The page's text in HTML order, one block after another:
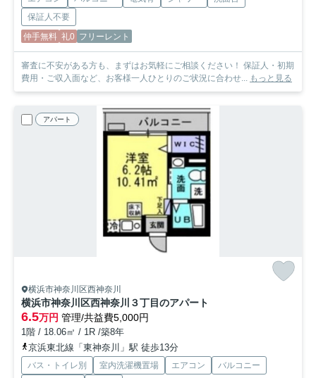
保証人不要
仲手無料 礼0 フリーレント
審査に不安がある方も、まずはお気軽にご相談ください！ 保証人・初期
費用・ご収入面など、お客様一人ひとりのご状況に合わせ... もっと見る
アパート
横浜市神奈川区西神奈川
横浜市神奈川区西神奈川３丁目のアパート
6.5万円 管理/共益費5,000円
1階 / 18.06㎡ / 1R /築8年
京浜東北線「東神奈川」駅 徒歩13分
バス・トイレ別 室内洗濯機置場 エアコン
バルコニー